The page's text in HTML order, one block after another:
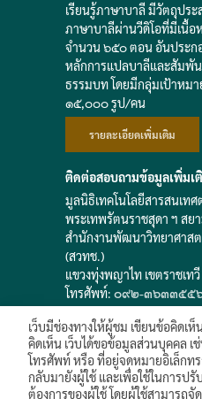
เรียนรู้ภาษาบาลี มีวัตถุประ
ภาษาบาลีผ่านวีดิโอที่มีเนื้อ
จำนวน ๖๕๐ ตอน อันประก
หลักการแปลบาลีและสัมพั
ธรรมบท โดยมีกลุ่มเป้าหม
๑๕,๐๐๐ รูป/คน
รายละเอียดเพิ่มเติม
ติดต่อสอบถามข้อมูลเพิ่มเ
มูลนิธิเทคโนโลยีสารสนเท
พระเทพรัตนราชสุดา ฯ สย
สำนักงานพัฒนาวิทยาศาสต
(สวทช.)
แขวงทุ่งพญาไท เขตราชเท
โทรศัพท์: ๐๙๒-๓๖๓๓๕๕
๘๑๘๑๔
e-mail: saowadee@
เว็บมีช่องทางให้ผู้ชม เขียนข้อคิดเ
คิดเห็น เว็บได้ขอข้อมูลส่วนบุคคล เ
โทรศัพท์ หรือ ที่อยู่จดหมายอิเล็กท
กลับมายังผู้ใช้ และเพื่อใช้ในการปรั
ต้องการของผู้ใช้ โดยผู้ใช้สามารถจั